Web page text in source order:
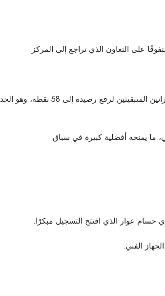
وبات الاتحاد قريبًا من حسم بطاقة ملحق دوري أبطال آسيا للنخبة،
ما يمنحه أفضلية كبيرة في سباق
حسام عوار الذي افتتح التسجيل مبكرًا.
الفني.